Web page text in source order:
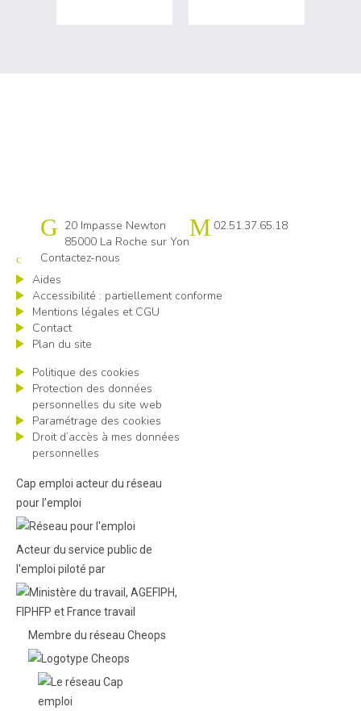
Cap emploi 85
20 Impasse Newton
85000 La Roche sur Yon
02.51.37.65.18
Contactez-nous
Aides
Accessibilité : partiellement conforme
Mentions légales et CGU
Contact
Plan du site
Politique des cookies
Protection des données
personnelles du site web
Paramétrage des cookies
Droit d’accès à mes données
personnelles
Cap emploi acteur du réseau
pour l’emploi
Acteur du service public de
l'emploi piloté par
Membre du réseau Cheops